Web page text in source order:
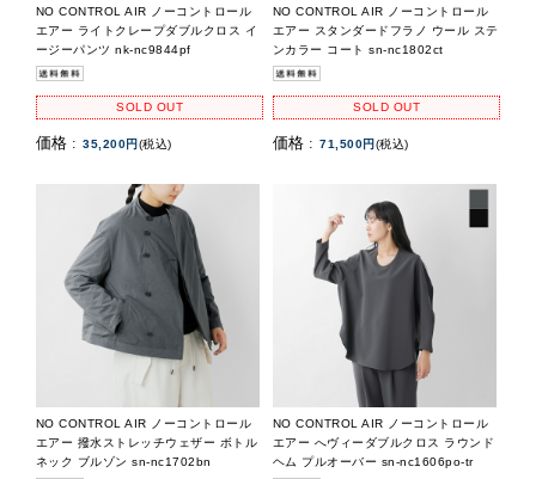
NO CONTROL AIR ノーコントロール
エアー ライトクレープダブルクロス イ
ージーパンツ nk-nc9844pf
SOLD OUT
価格 : 35,200円(税込)
NO CONTROL AIR ノーコントロール
エアー スタンダードフラノ ウール ステ
ンカラー コート sn-nc1802ct
SOLD OUT
価格 : 71,500円(税込)
NO CONTROL AIR ノーコントロール
エアー 撥水ストレッチウェザー ボトル
ネック ブルゾン sn-nc1702bn
NO CONTROL AIR ノーコントロール
エアー へヴィーダブルクロス ラウンド
ヘム プルオーバー sn-nc1606po-tr